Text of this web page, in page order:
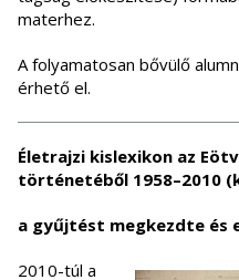
materhez.
A folyamatosan bővülő
érhető el.
Életrajzi kislexikon az
történetéből 1958–2010
a gyűjtést megkezdte és
2010-túl a